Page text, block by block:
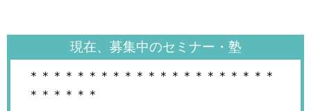
現在、募集中のセミナー・塾
＊＊＊＊＊＊＊＊＊＊＊＊＊＊＊＊＊＊＊＊＊
＊＊＊＊＊＊